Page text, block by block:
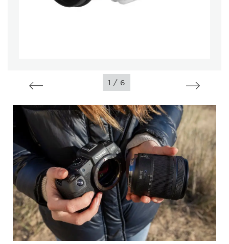
1 / 6